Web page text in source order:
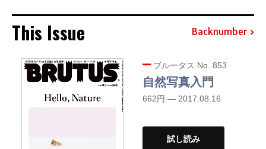
This Issue Backnumber
ブルータス No. 853
自然写真入門
662円 — 2017.08.16
試し読み